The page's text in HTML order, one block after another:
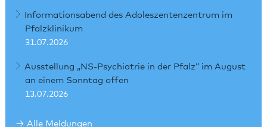
Informationsabend des Adoleszentenzentrum im
Pfalzklinikum
31.07.2026
Ausstellung „NS-Psychiatrie in der Pfalz“ im August
an einem Sonntag offen
13.07.2026
Alle Meldungen